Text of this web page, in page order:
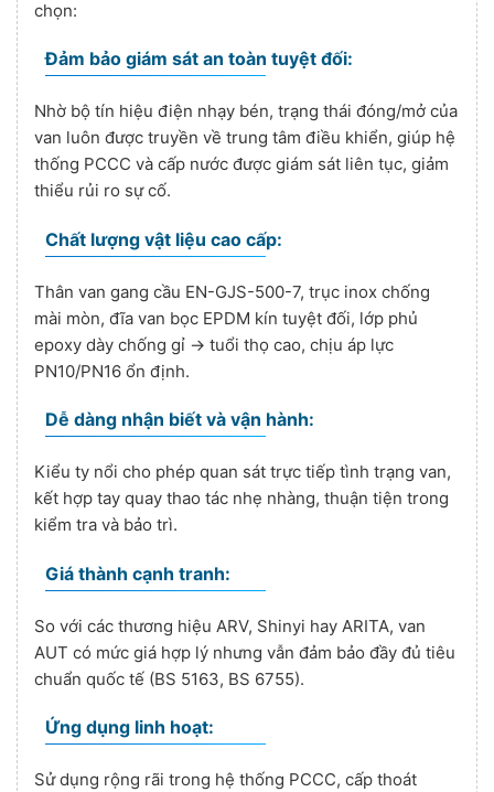
chọn:
Đảm bảo giám sát an toàn tuyệt đối:
Nhờ bộ tín hiệu điện nhạy bén, trạng thái đóng/mở của
van luôn được truyền về trung tâm điều khiển, giúp hệ
thống PCCC và cấp nước được giám sát liên tục, giảm
thiểu rủi ro sự cố.
Chất lượng vật liệu cao cấp:
Thân van gang cầu EN-GJS-500-7, trục inox chống
mài mòn, đĩa van bọc EPDM kín tuyệt đối, lớp phủ
epoxy dày chống gỉ → tuổi thọ cao, chịu áp lực
PN10/PN16 ổn định.
Dễ dàng nhận biết và vận hành:
Kiểu ty nổi cho phép quan sát trực tiếp tình trạng van,
kết hợp tay quay thao tác nhẹ nhàng, thuận tiện trong
kiểm tra và bảo trì.
Giá thành cạnh tranh:
So với các thương hiệu ARV, Shinyi hay ARITA, van
AUT có mức giá hợp lý nhưng vẫn đảm bảo đầy đủ tiêu
chuẩn quốc tế (BS 5163, BS 6755).
Ứng dụng linh hoạt:
Sử dụng rộng rãi trong hệ thống PCCC, cấp thoát